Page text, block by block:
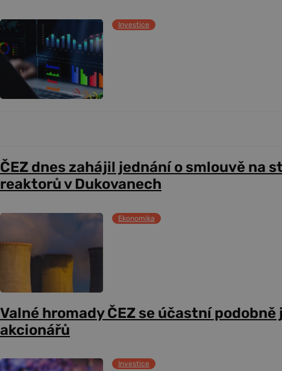
Investice
ČEZ dnes zahájil jednání o smlouvě na
reaktorů v Dukovanech
Ekonomika
Valné hromady ČEZ se účastní podobně
akcionářů
Investice